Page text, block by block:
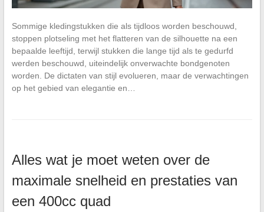
Sommige kledingstukken die als tijdloos worden beschouwd,
stoppen plotseling met het flatteren van de silhouette na een
bepaalde leeftijd, terwijl stukken die lange tijd als te gedurfd
werden beschouwd, uiteindelijk onverwachte bondgenoten
worden. De dictaten van stijl evolueren, maar de verwachtingen
op het gebied van elegantie en…
Alles wat je moet weten over de
maximale snelheid en prestaties van
een 400cc quad